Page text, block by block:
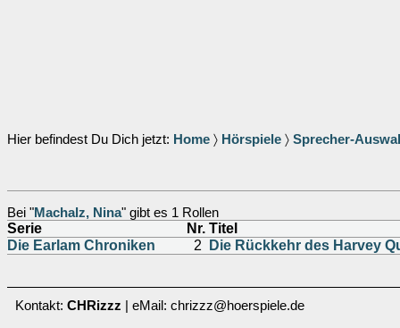
Hier befindest Du Dich jetzt: Home 〉 Hörspiele 〉 Sprecher-
Bei "Machalz, Nina" gibt es 1 Rollen
Serie Nr. Titel
Die Earlam Chroniken
2 Die Rückkehr des Harvey
Kontakt: CHRizzz | eMail: chrizzz@hoerspiele.de